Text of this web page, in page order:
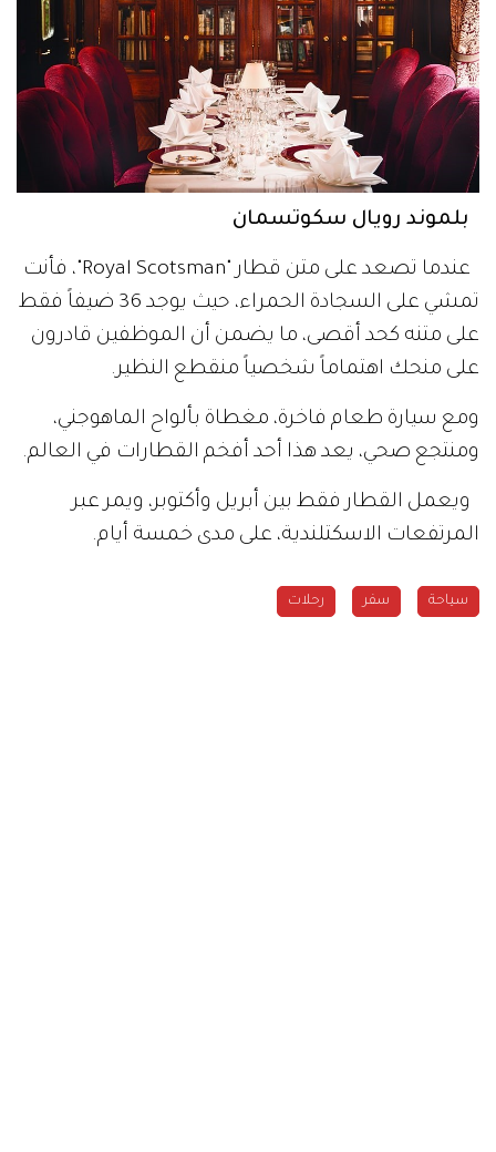
بلموند رويال سكوتسمان
عندما تصعد على متن قطار "Royal Scotsman"، فأنت
تمشي على السجادة الحمراء، حيث يوجد 36 ضيفاً فقط
على متنه كحد أقصى، ما يضمن أن الموظفين قادرون
على منحك اهتماماً شخصياً منقطع النظير.
ومع سيارة طعام فاخرة، مغطاة بألواح الماهوجني،
ومنتجع صحي، يعد هذا أحد أفخم القطارات في العالم.
ويعمل القطار فقط بين أبريل وأكتوبر، ويمر عبر
المرتفعات الاسكتلندية، على مدى خمسة أيام.
سياحة سفر رحلات